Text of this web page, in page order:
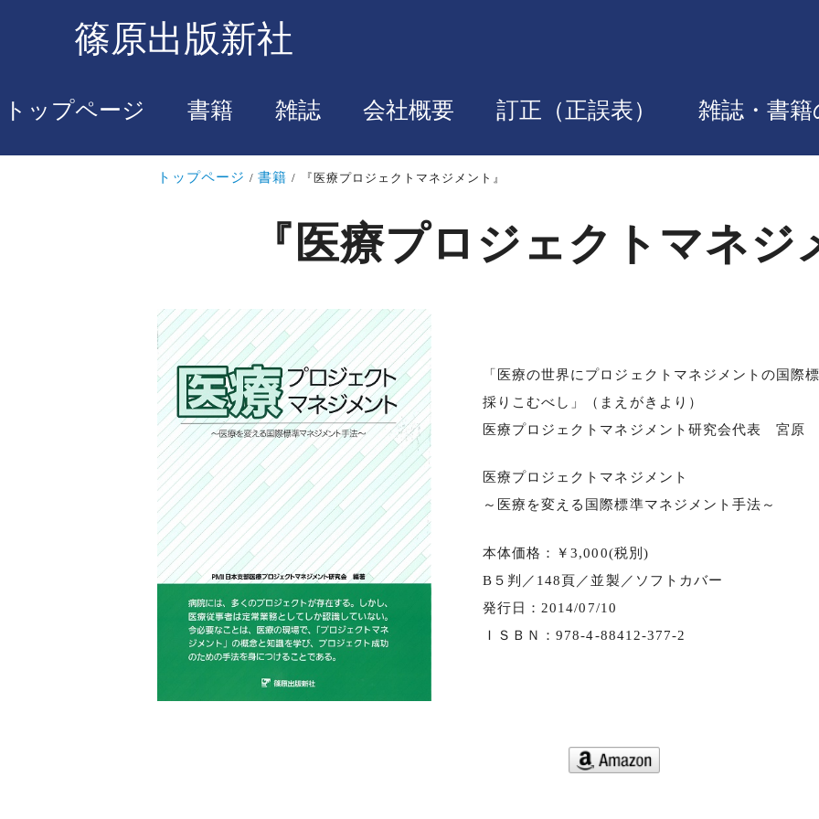
篠原出版新社
トップページ 書籍 雑誌 会社概要 訂正（正誤表） 雑誌・書
トップページ 書籍 『医療プロジェクトマネジメント』
『医療プロジェクトマネジ
「医療の世界にプロジェクトマネジメントの国際
採りこむべし」（まえがきより）
医療プロジェクトマネジメント研究会代表 宮原
医療プロジェクトマネジメント
～医療を変える国際標準マネジメント手法～
本体価格：￥3,000(税別)
B５判／148頁／並製／ソフトカバー
発行日：2014/07/10
ＩＳＢＮ：978-4-88412-377-2